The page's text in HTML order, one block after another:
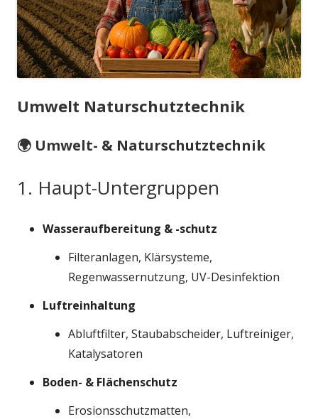
Umwelt Naturschutztechnik
🌍 Umwelt- & Naturschutztechnik
1. Haupt-Untergruppen
Wasseraufbereitung & -schutz
Filteranlagen, Klärsysteme,
Regenwassernutzung, UV-Desinfektion
Luftreinhaltung
Abluftfilter, Staubabscheider, Luftreiniger,
Katalysatoren
Boden- & Flächenschutz
Erosionsschutzmatten,